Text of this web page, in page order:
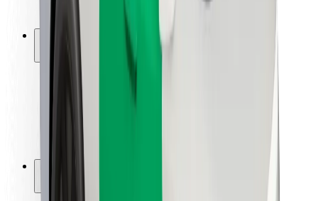
Laboratoř bezpečnosti
Lokality
Řešení pro města
Letiště